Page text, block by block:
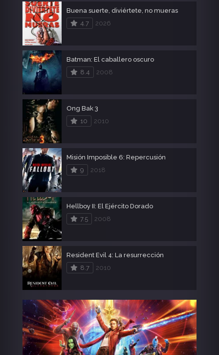
Buena suerte, diviértete, no mueras
4.7
2026
Batman: El caballero oscuro
8.4
2008
Ong Bak 3
10
2010
Misión Imposible 6: Repercusión
9
2018
Hellboy II: El Ejército Dorado
7.5
2008
Resident Evil 4: La resurrección
8.7
2010